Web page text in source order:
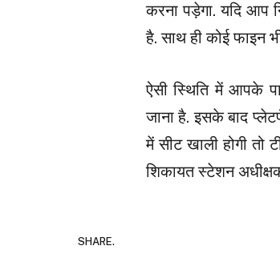
करना पड़ेगा. यदि आप
है. साथ ही कोई फाइन
ऐसी स्थिति में आपके
जाना है. इसके बाद
में सीट खाली होगी तो
शिकायत स्टेशन
SHARE.